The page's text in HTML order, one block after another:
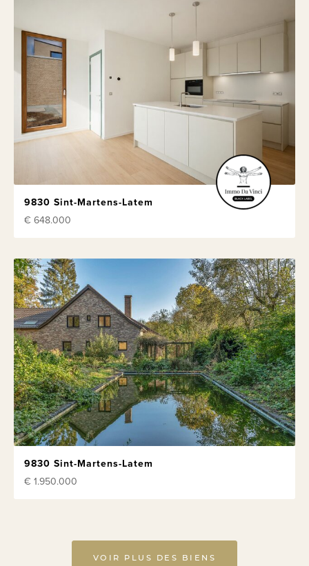
9830 Sint-Martens-Latem
€ 648.000
9830 Sint-Martens-Latem
€ 1.950.000
VOIR PLUS DES BIENS